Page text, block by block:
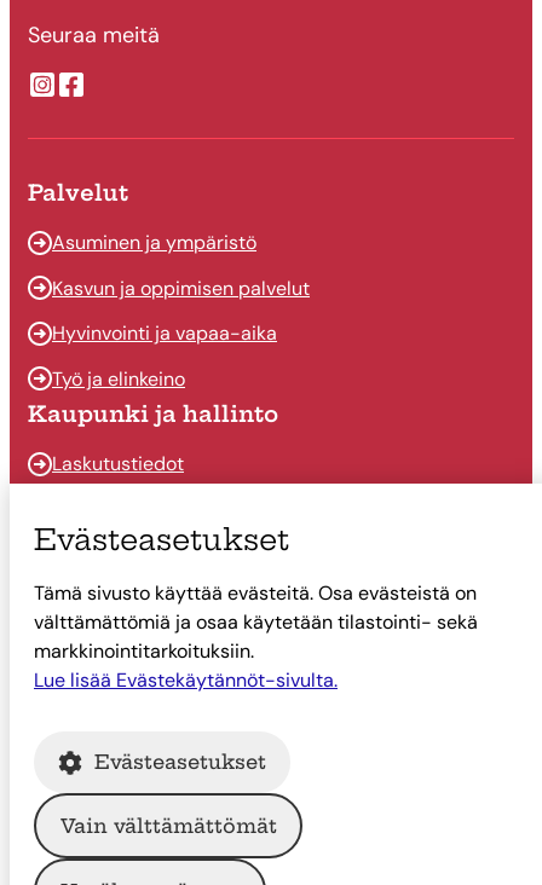
Seuraa meitä
Suonenjoen kaupungin Instragram
Suonenjoen kaupungin Facebook
Palvelut
Asuminen ja ympäristö
Kasvun ja oppimisen palvelut
Hyvinvointi ja vapaa-aika
Työ ja elinkeino
Kaupunki ja hallinto
Laskutustiedot
Päätöksenteko
Talous
Yhteystiedot
Tietoa Suonenjoesta
Tietoa Suonenjoesta
© Suonenjoen kaupunki
Evästeasetukset
Tämä sivusto käyttää evästeitä. Osa evästeistä on
välttämättömiä ja osaa käytetään tilastointi- sekä
markkinointitarkoituksiin.
Lue lisää Evästekäytännöt-sivulta.
Evästeasetukset
Vain välttämättömät